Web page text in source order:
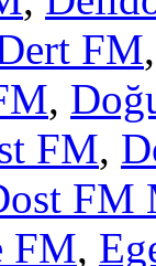
FM,
,
FM,
FM
FM,